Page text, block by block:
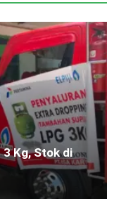
Kg, Stok di